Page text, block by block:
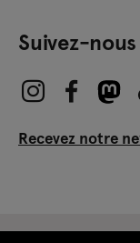
Suivez-nous
Recevez notre